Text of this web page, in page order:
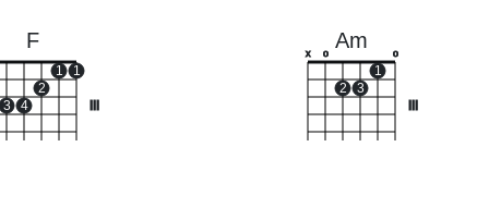
F
3 4
2
1 1
Am
x o
2 3
1
o